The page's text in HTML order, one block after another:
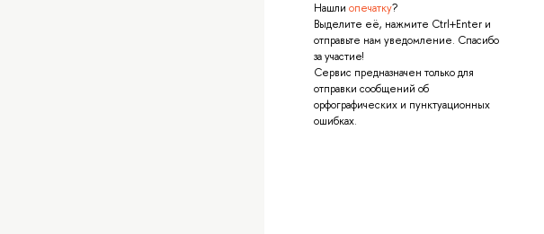
Нашли опечатку?
Выделите её, нажмите Ctrl+Enter и
отправьте нам уведомление. Спасибо
за участие!
Сервис предназначен только для
отправки сообщений об
орфографических и пунктуационных
ошибках.